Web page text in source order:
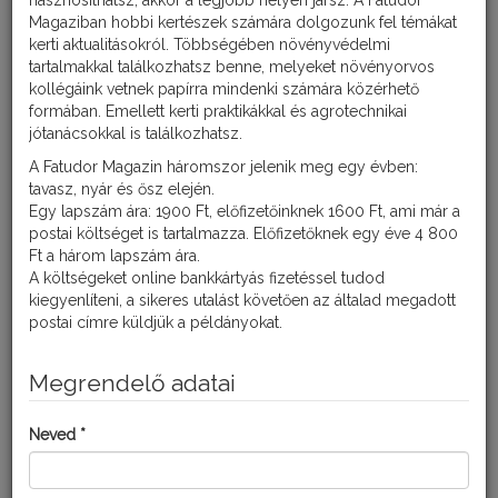
KÁRKÉP
Padlizsánon elsősorban a zöld őszibarack levéltetű (Myzus
persicae) és a fekete répalevéltetű
(Aphis fabae) kolóniáival találkozhatunk, elsősorban a nyár
levéltetűfaj gazdacserés, vagyis a telet és a tavaszt különböző
fásszárú tápnövényeken töltik,
migráns alakok vándorolnak át a
nemzedékek csupa nőstény
Magaziban hobbi kertészek számára dolgozunk fel témákat
kerti aktualitásokról. Többségében növényvédelmi
tartalmakkal találkozhatsz benne, melyeket növényorvos
kollégáink vetnek papírra mindenki számára közérhető
formában. Emellett kerti praktikákkal és agrotechnikai
jótanácsokkal is találkozhatsz.
A Fatudor Magazin háromszor jelenik meg egy évben:
tavasz, nyár és ősz elején.
Egy lapszám ára: 1900 Ft, előfizetőinknek 1600 Ft, ami már a
postai költséget is tartalmazza. Előfizetőknek egy éve 4 800
Ft a három lapszám ára.
A költségeket online bankkártyás fizetéssel tudod
kiegyenlíteni, a sikeres utalást követően az általad megadott
postai címre küldjük a példányokat.
Megrendelő adatai
Neved *